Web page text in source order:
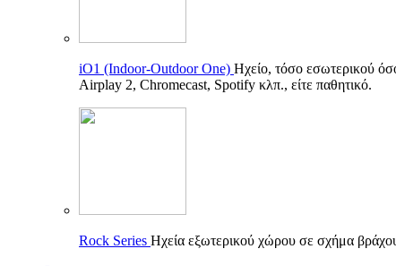
iO1 (Indoor-Outdoor One) Ηχείο, τόσο εσωτερικού
Airplay 2, Chromecast, Spotify κλπ., είτε παθητικό.
Rock Series Ηχεία εξωτερικού χώρου σε σχήμα